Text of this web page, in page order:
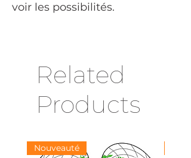
voir les possibilités.
Related
Products
Nouveauté